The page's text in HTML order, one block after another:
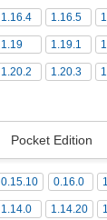
1.16.4 1.16.5
1.19 1.19.1
1.20.2 1.20.3
Pocket Edition
0.15.10 0.16.0
1.14.0 1.14.20